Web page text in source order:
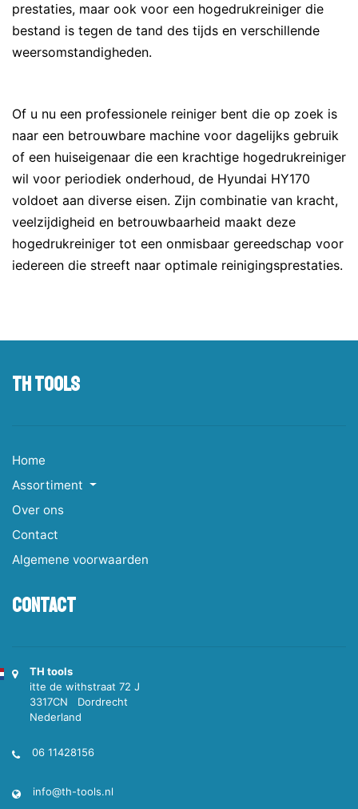
prestaties, maar ook voor een hogedrukreiniger die
bestand is tegen de tand des tijds en verschillende
weersomstandigheden.
Of u nu een professionele reiniger bent die op zoek is
naar een betrouwbare machine voor dagelijks gebruik
of een huiseigenaar die een krachtige hogedrukreiniger
wil voor periodiek onderhoud, de Hyundai HY170
voldoet aan diverse eisen. Zijn combinatie van kracht,
veelzijdigheid en betrouwbaarheid maakt deze
hogedrukreiniger tot een onmisbaar gereedschap voor
iedereen die streeft naar optimale reinigingsprestaties.
TH tools
Home
Assortiment
Over ons
Contact
Algemene voorwaarden
Contact
TH tools
itte de withstraat 72 J
3317CN Dordrecht
Nederland
06 11428156
info@th-tools.nl